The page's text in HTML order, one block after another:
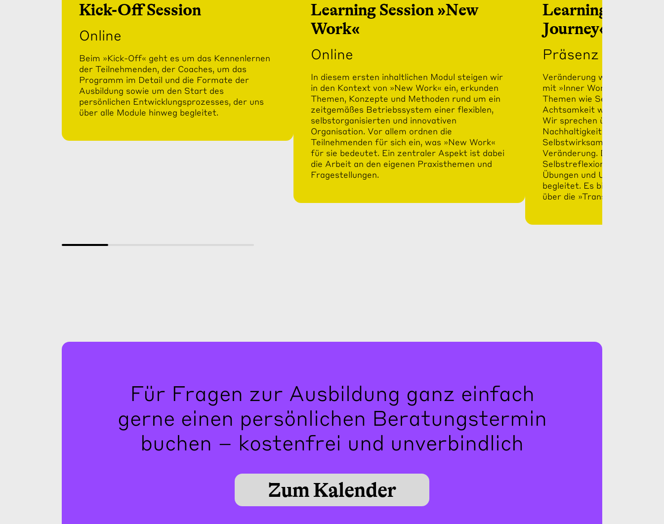
Kick-Off Session
Online
Beim »Kick-Off« geht es um das Kennenlernen
der Teilnehmenden, der Coaches, um das
Programm im Detail und die Formate der
Ausbildung sowie um den Start des
persönlichen Entwicklungsprozesses, der uns
über alle Module hinweg begleitet.
Learning Session »New
Work«
Online
In diesem ersten inhaltlichen Modul steigen wir
in den Kontext von »New Work« ein, erkunden
Themen, Konzepte und Methoden rund um ein
zeitgemäßes Betriebssystem einer flexiblen,
selbstorganisierten und innovativen
Organisation. Vor allem ordnen die
Teilnehmenden für sich ein, was »New Work«
für sie bedeutet. Ein zentraler Aspekt ist dabei
die Arbeit an den eigenen Praxisthemen und
Fragestellungen.
Learning
Journey«
Präsenz
Veränderung wirklich gut zu
mit »Inner Work« zu tun.
Themen wie
Achtsamkeit wichtige
Wir sprechen über
Nachhaltigkeit. Und natürlich
Selbstwirksamkeit und die
Veränderung. Dieses Modul
Selbstreflexion, Austausch
Übungen und Umsetzung für
begleitet. Es bildet die
über die »Transformation«.
Für Fragen zur Ausbildung ganz einfach
gerne einen persönlichen Beratungstermin
buchen – kostenfrei und unverbindlich
Zum Kalender